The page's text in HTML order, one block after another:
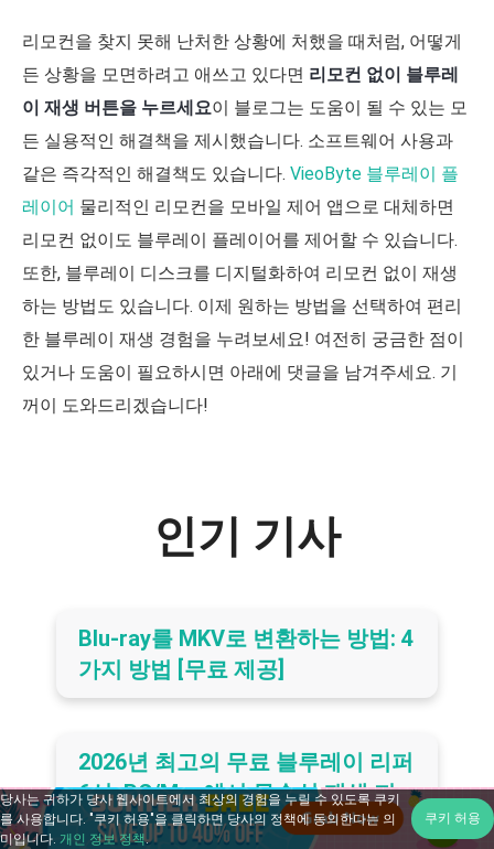
리모컨을 찾지 못해 난처한 상황에 처했을 때처럼, 어떻게
든 상황을 모면하려고 애쓰고 있다면 리모컨 없이 블루레
이 재생 버튼을 누르세요이 블로그는 도움이 될 수 있는 모
든 실용적인 해결책을 제시했습니다. 소프트웨어 사용과
같은 즉각적인 해결책도 있습니다. VieoByte 블루레이 플
레이어 물리적인 리모컨을 모바일 제어 앱으로 대체하면
리모컨 없이도 블루레이 플레이어를 제어할 수 있습니다.
또한, 블루레이 디스크를 디지털화하여 리모컨 없이 재생
하는 방법도 있습니다. 이제 원하는 방법을 선택하여 편리
한 블루레이 재생 경험을 누려보세요! 여전히 궁금한 점이
있거나 도움이 필요하시면 아래에 댓글을 남겨주세요. 기
꺼이 도와드리겠습니다!
인기 기사
Blu-ray를 MKV로 변환하는 방법: 4
가지 방법 [무료 제공]
2026년 최고의 무료 블루레이 리퍼
6선: PC/Mac에서 무손실 재생 지
원
당사는 귀하가 당사 웹사이트에서 최상의 경험을 누릴 수 있도록 쿠키
를 사용합니다. "쿠키 허용"을 클릭하면 당사의 정책에 동의한다는 의
미입니다. 개인 정보 정책.
쿠키 허용